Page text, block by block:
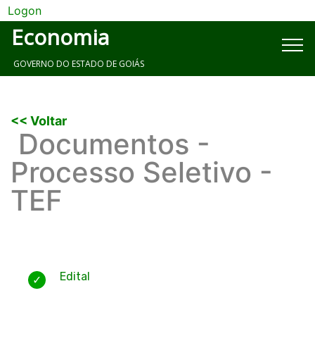
Logon
Economia
GOVERNO DO ESTADO DE GOIÁS
<< Voltar
Documentos -
Processo Seletivo -
TEF
Edital